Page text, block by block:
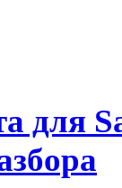
для